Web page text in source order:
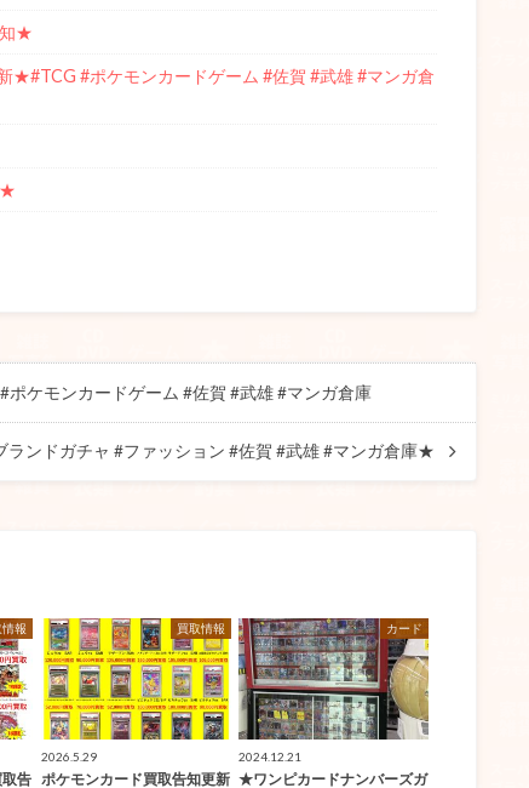
★
★#TCG #ポケモンカードゲーム #佐賀 #武雄 #マンガ倉
★
ケモンカードゲーム #佐賀 #武雄 #マンガ倉庫
ンドガチャ #ファッション #佐賀 #武雄 #マンガ倉庫★
報
告
買取情報
2026.5.29
ポケモンカード買取告知更新
カード
2024.12.21
★ワンピカードナンバーズガ